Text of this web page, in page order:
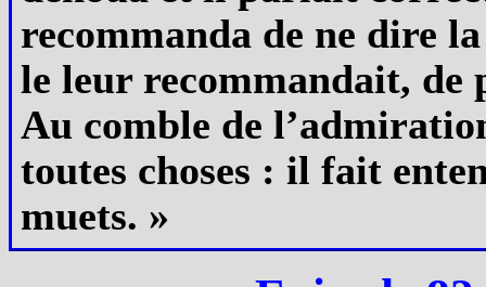
recommanda de ne dire
le leur recommandait, de
Au comble de
toutes choses : il fait
muets. »